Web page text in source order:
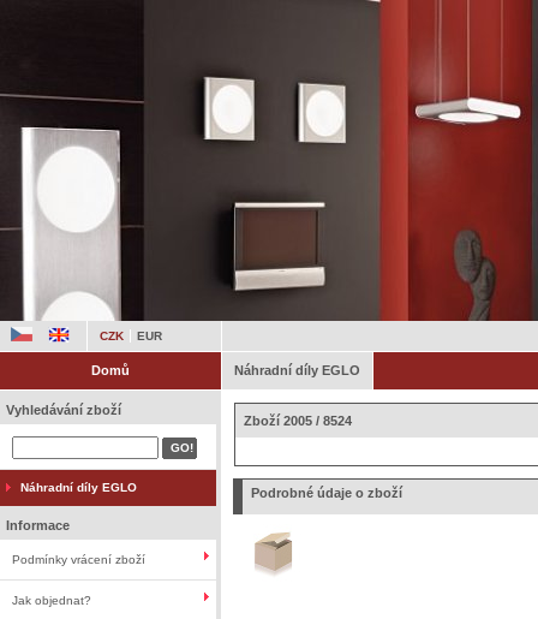
CZK EUR
Domů Náhradní díly EGLO
Vyhledávání zboží
Náhradní díly EGLO
Informace
Podmínky vrácení zboží
Jak objednat?
Zboží 2005 / 8524
Podrobné údaje o zboží